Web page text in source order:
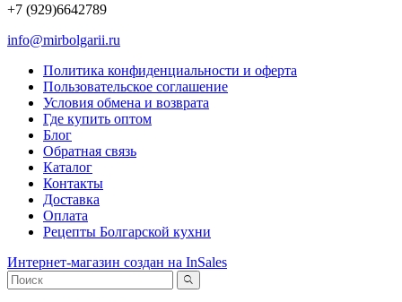
+7 (929)6642789
info@mirbolgarii.ru
Политика конфиденциальности и оферта
Пользовательское соглашение
Условия обмена и возврата
Где купить оптом
Блог
Обратная связь
Каталог
Контакты
Доставка
Оплата
Рецепты Болгарской кухни
Интернет-магазин создан на InSales